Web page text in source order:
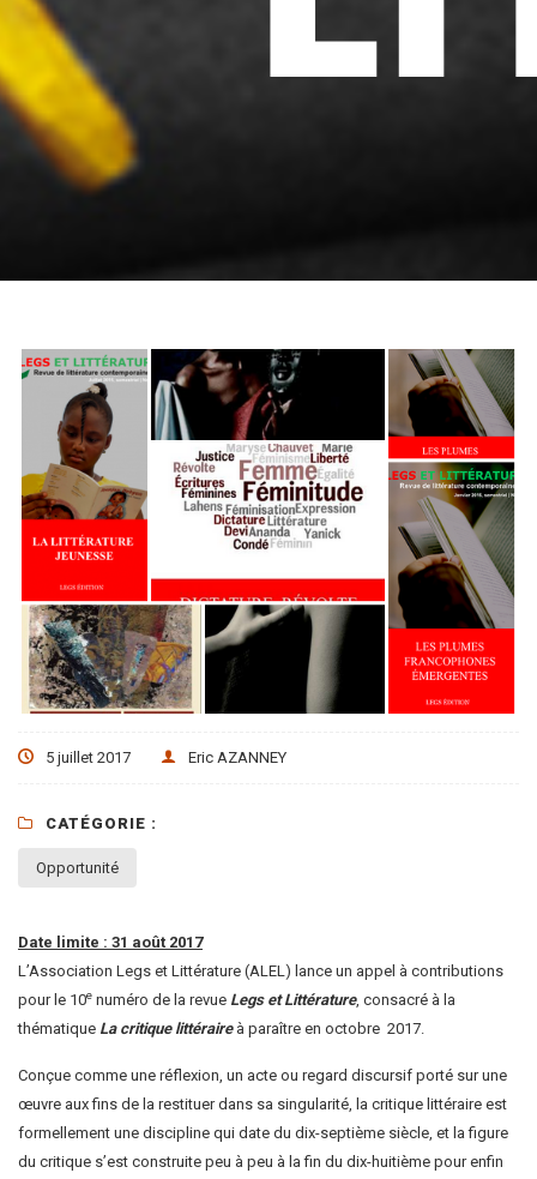
5 juillet 2017 Eric AZANNEY
CATÉGORIE :
Opportunité
Date limite : 31 août 2017
L’Association Legs et Littérature (ALEL) lance un appel à contributions
pour le 10e numéro de la revue Legs et Littérature, consacré à la
thématique La critique littéraireà paraître en octobre 2017.
Conçue comme une réflexion, un acte ou regard discursif porté sur une
œuvre aux fins de la restituer dans sa singularité, la critique littéraire est
formellement une discipline qui date du dix-septième siècle, et la figure
du critique s’est construite peu à peu à la fin du dix-huitième pour enfin